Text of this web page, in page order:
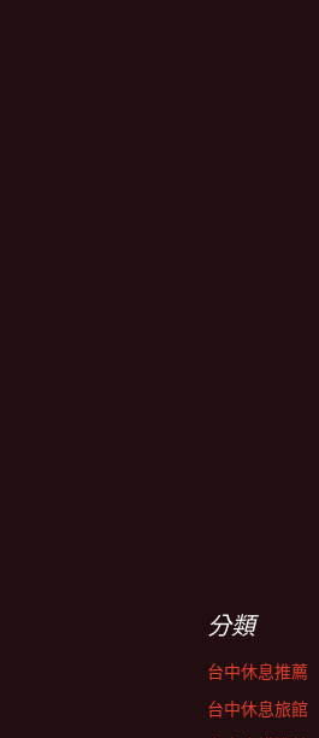
分類
台中休息推薦
台中休息旅館